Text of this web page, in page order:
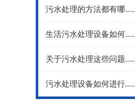
污水处理的方法都有哪
生活污水处理设备如何
关于污水处理这些问题
污水处理设备如何进行